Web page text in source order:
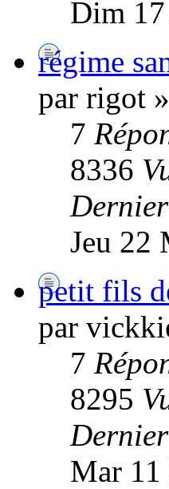
Dim
régime
par rigot
7
8336
Jeu 22
petit fils
par
7
8295
Mar